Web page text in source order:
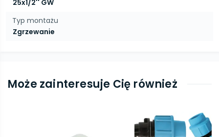
25x1/2'' GW
Typ montażu
Zgrzewanie
Może zainteresuje Cię również